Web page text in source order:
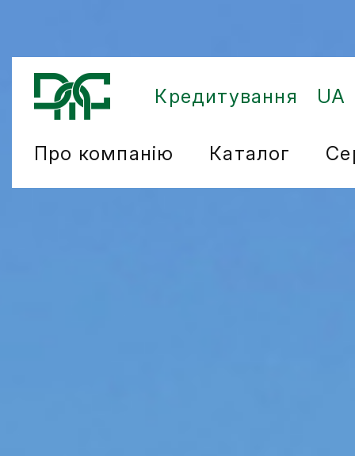
Про компанію Каталог
UA
Кредитування